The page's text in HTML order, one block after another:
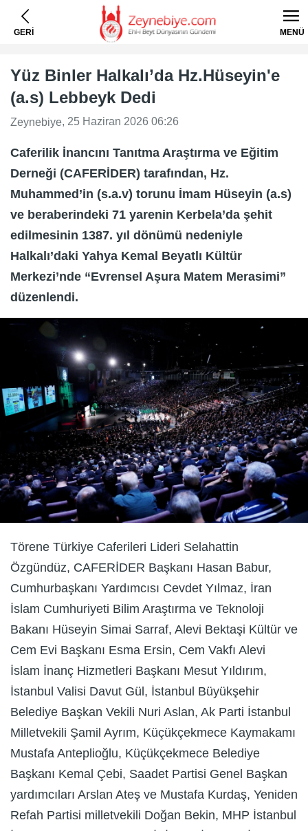
GERİ MENÜ
Yüz Binler Halkalı’da Hz.Hüseyin'e
(a.s) Lebbeyk Dedi
Zeynebiye, 25 Haziran 2026 06:26
Caferilik İnancını Tanıtma Araştırma ve Eğitim
Derneği (CAFERİDER) tarafından, Hz.
Muhammed’in (s.a.v) torunu İmam Hüseyin (a.s)
ve beraberindeki 71 yarenin Kerbela’da şehit
edilmesinin 1387. yıl dönümü nedeniyle
Halkalı’daki Yahya Kemal Beyatlı Kültür
Merkezi’nde “Evrensel Aşura Matem Merasimi”
düzenlendi.
Törene Türkiye Caferileri Lideri Selahattin
Özgündüz, CAFERİDER Başkanı Hasan Babur,
Cumhurbaşkanı Yardımcısı Cevdet Yılmaz, İran
İslam Cumhuriyeti Bilim Araştırma ve Teknoloji
Bakanı Hüseyin Simai Sarraf, Alevi Bektaşi Kültür ve
Cem Evi Başkanı Esma Ersin, Cem Vakfı Alevi
İslam İnanç Hizmetleri Başkanı Mesut Yıldırım,
İstanbul Valisi Davut Gül, İstanbul Büyükşehir
Belediye Başkan Vekili Nuri Aslan, Ak Parti İstanbul
Milletvekili Şamil Ayrım, Küçükçekmece Kaymakamı
Mustafa Anteplioğlu, Küçükçekmece Belediye
Başkanı Kemal Çebi, Saadet Partisi Genel Başkan
yardımcıları Arslan Ateş ve Mustafa Kurdaş, Yeniden
Refah Partisi milletvekili Doğan Bekin, MHP İstanbul